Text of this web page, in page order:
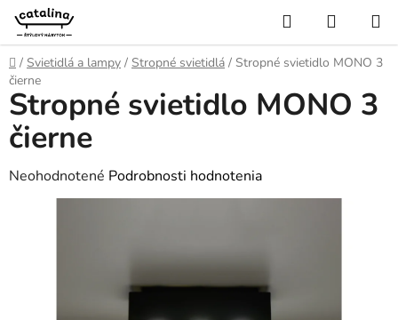
Prejsť
obsah
Hľadať
KOŠÍK
Domov
/ Svietidlá a lampy / Stropné svietidlá / Stropné svietidlo MONO 3
čierne
Stropné svietidlo MONO 3
čierne
Priemerné
hodnotenie
Neohodnotené Podrobnosti hodnotenia